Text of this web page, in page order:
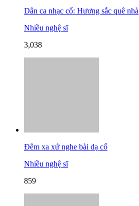
Dân ca nhạc cổ: Hương sắc quê nhà
Nhiều nghệ sĩ
3,038
Đêm xa xứ nghe bài dạ cổ
Nhiều nghệ sĩ
859